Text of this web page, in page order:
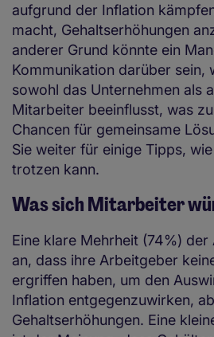
aufgrund der Inflation
macht, Gehaltserhöhungen
anderer Grund könnte ein
Kommunikation darüber sein,
sowohl das Unternehmen als
Mitarbeiter beeinflusst, was
Chancen für gemeinsame
Sie weiter für einige Tipps,
trotzen kann.
Was sich Mitarbeiter
Eine klare Mehrheit (74%)
an, dass ihre Arbeitgeber
ergriffen haben, um den
Inflation entgegenzuwirken,
Gehaltserhöhungen. Eine